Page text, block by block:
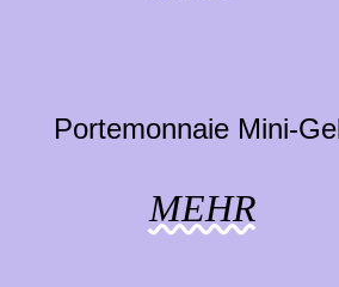
Portemonnaie Mini-
MEHR